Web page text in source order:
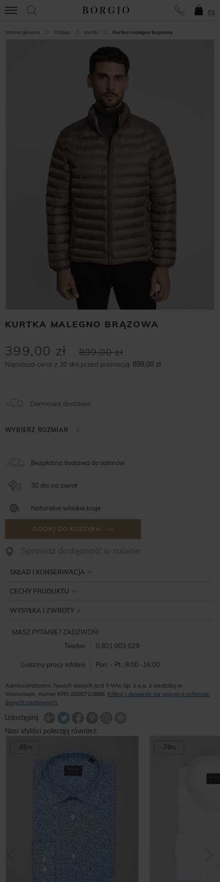
(0)
Strona główna Odzież Kurtki Kurtka malegno brązowa
KURTKA MALEGNO BRĄZOWA
899,00 zł
399,00 zł
Najniższa cena z 30 dni przed promocją: 899,00 zł
Darmowa dostawa
Bezpłatna dostawa do salonów
30 dni na zwrot
Naturalne włoskie kroje
DODAJ DO KOSZYKA
Sprawdż dostępność w salonie
SKŁAD I KONSERWACJA
CECHY PRODUKTU
WYSYŁKA I ZWROTY
MASZ PYTANIE? ZADZWOŃ!
Telefon
0 801 003 029
Godziny pracy infolinii Pon. - Pt.: 8:00 -16:00
Administratorem Twoich danych jest T-Win Sp. z o.o. z siedzibą w
Warszawie, numer KRS 0000722886. Kliknij i dowiedz się więcej o ochronie
danych osobowych.
Udostępnij
Share FacebookUdostępnij na Google+
Udostępnij na Google+
Nasi styliści polecają również:
-65% -70%